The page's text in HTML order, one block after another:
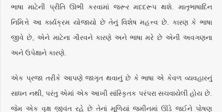
ભાષા માટેની પ્રીતિ ઊભી કરવામાં જરૂર મદદરૂપ થશે. માતૃભાષાદિન
નિમિત્તે આ કાર્યક્રમ યોજાયો છે તેનું વિશેષ મહત્ત્વ છે. કારણ કે ભાષા
જીવે છે, એને માટેના ગૌરવને કારણે અને ભાષા મરે છે એની અવગણના
અને ઉપેક્ષાને કારણે.
એક પ્રજા તરીકે આપણે જાગૃત થવાનું છે કે ભાષા એ કેવળ વ્યવહારનું
સાધન નથી, પરંતુ એમાં એક આખી સાંસ્કૃિતક પરંપરા સચવાયેલી હોય છે.
જેમ એક વૃક્ષ જીવંત રહે છે તેનાં મૂળિયાં જમીનમાં ઊંડે જઈને પોષણ